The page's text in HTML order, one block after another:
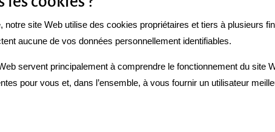
site Web utilise des cookies propriétaires et tiers à plusieurs
aucune de vos données personnellement identifiables.
servent principalement à comprendre le fonctionnement du
pour vous et, dans l’ensemble, à vous fournir un utilisateur